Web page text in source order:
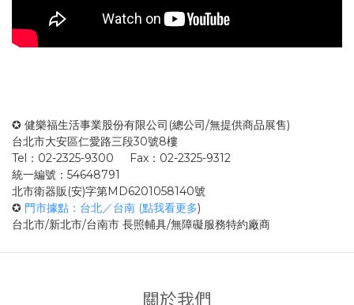
✪ 健樂福生活事業股份有限公司(總公司/無提供商品展售)
台北市大安區仁愛路三段30號8樓
Tel：02-2325-9300 Fax：02-2325-9312
統一編號：54648791
北市衛器販(安)字第MD6201058140號
✪ 門市據點：台北／台南 (點我看更多)
台北市/新北市/台南市 長照輔具/無障礙服務特約廠商
關於我們